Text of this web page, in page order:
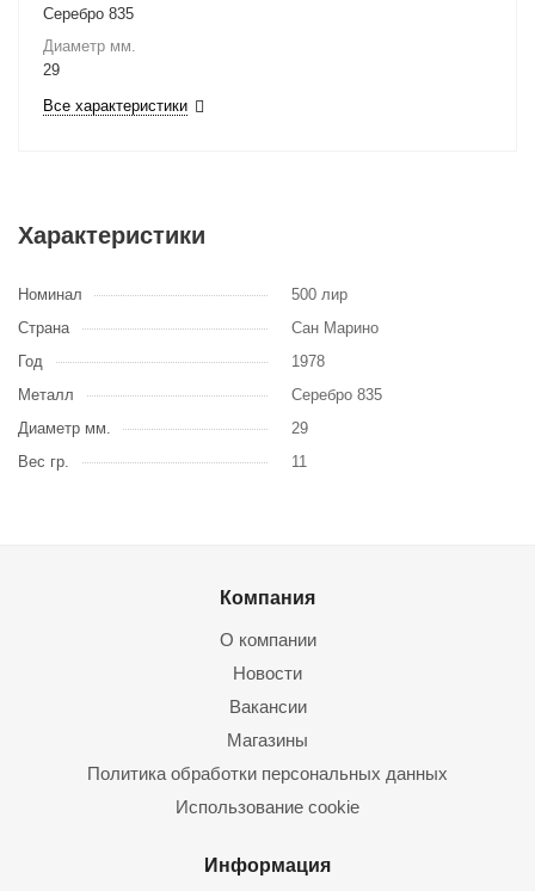
Серебро 835
Диаметр мм.
29
Все характеристики
Характеристики
Номинал
500 лир
Страна
Сан Марино
Год
1978
Металл
Серебро 835
Диаметр мм.
29
Вес гр.
11
Компания
О компании
Новости
Вакансии
Магазины
Политика обработки персональных данных
Использование cookie
Информация